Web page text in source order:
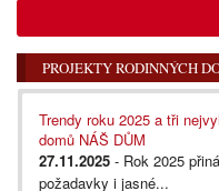
PROJEKTY RODINNÝCH
Trendy roku 2025 a tři
domů NÁŠ DŮM
27.11.2025 - Rok 2025
požadavky i jasné...